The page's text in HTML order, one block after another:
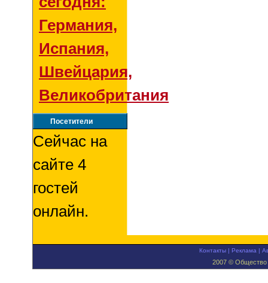
Германия,
Испания,
Швейцария,
Великобритания
Посетители
Сейчас на
сайте 4
гостей
онлайн.
Контакты |Реклама |
2007 © Общество